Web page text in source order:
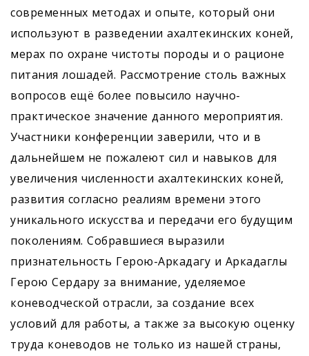
современных методах и опыте, который они
используют в разведении ахалтекинских коней,
мерах по охране чистоты породы и о рационе
питания лошадей. Рассмотрение столь важных
вопросов ещё более повысило научно-
практическое значение данного мероприятия.
Участники конференции заверили, что и в
дальнейшем не пожалеют сил и навыков для
увеличения численности ахалтекинских коней,
развития согласно реалиям времени этого
уникального искусства и передачи его будущим
поколениям. Собравшиеся выразили
признательность Герою-Аркадагу и Аркадаглы
Герою Сердару за внимание, уделяемое
коневодческой отрасли, за создание всех
условий для работы, а также за высокую оценку
труда коневодов не только из нашей страны,